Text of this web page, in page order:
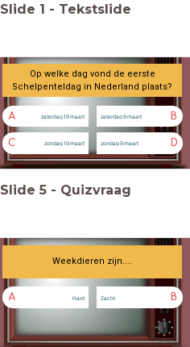
Slide 1 - Tekstslide
Op welke dag vond de eerste
Schelpenteldag in Nederland plaats?
A zaterdag 19 maart B
zaterdag 9 maart
C zondag 19 maart D
zondag 9 maart
Slide 5 - Quizvraag
Weekdieren zijn....
A Hard B
Zacht